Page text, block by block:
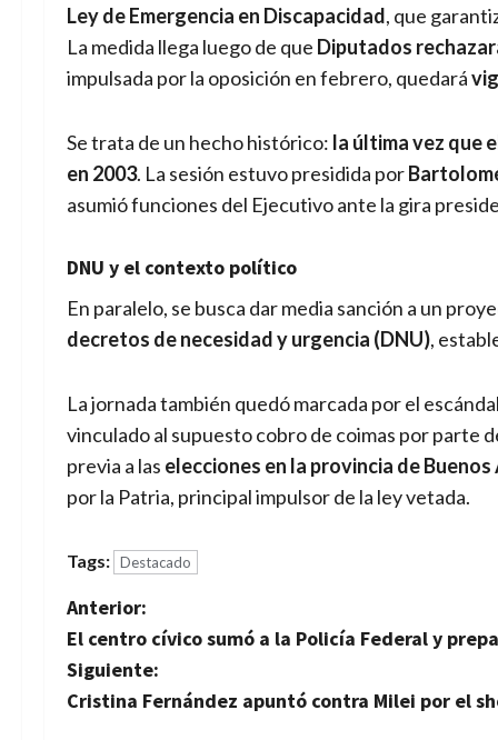
Ley de Emergencia en Discapacidad, que
La medida llega luego de que Diputados
impulsada por la oposición en febrero, quedará
Se trata de un hecho histórico: la última vez que
en 2003. La sesión estuvo presidida por
asumió funciones del Ejecutivo ante la gira
DNU y el contexto político
En paralelo, se busca dar media sanción a un
decretos de necesidad y urgencia (DNU),
La jornada también quedó marcada por el
vinculado al supuesto cobro de coimas por parte
previa a las elecciones en la provincia de Buenos
por la Patria, principal impulsor de la ley vetada.
Tags: Destacado
N
a
v
Anterior:
El centro cívico sumó a la Policía Federal y
Siguiente:
Cristina Fernández apuntó contra Milei por el